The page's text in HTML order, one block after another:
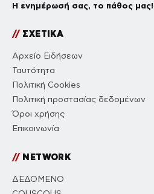
Η ενημέρωσή σας, το πάθος μας!
//ΣΧΕΤΙΚΑ
Αρχείο Ειδήσεων
Ταυτότητα
Πολιτική Cookies
Πολιτική προστασίας δεδομένων
Όροι χρήσης
Επικοινωνία
//NETWORK
ΔΕΔΟΜΕΝΟ